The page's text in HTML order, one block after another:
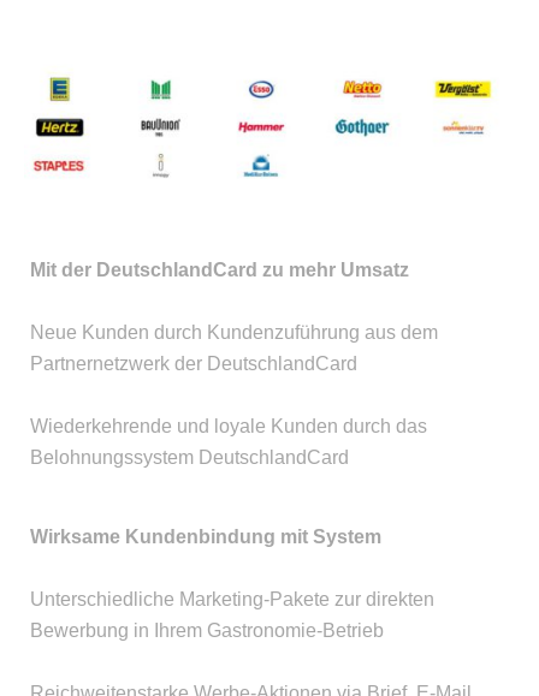
Mit der DeutschlandCard zu mehr Umsatz
Neue Kunden durch Kundenzuführung aus dem
Partnernetzwerk der DeutschlandCard
Wiederkehrende und loyale Kunden durch das
Belohnungssystem DeutschlandCard
Wirksame Kundenbindung mit System
Unterschiedliche Marketing-Pakete zur direkten
Bewerbung in Ihrem Gastronomie-Betrieb